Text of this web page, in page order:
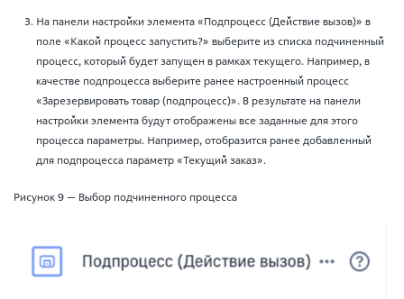
На панели настройки элемента «Подпроцесс (Действие вызов)» в
поле «Какой процесс запустить?» выберите из списка подчиненный
процесс, который будет запущен в рамках текущего. Например, в
качестве подпроцесса выберите ранее настроенный процесс
«Зарезервировать товар (подпроцесс)». В результате на панели
настройки элемента будут отображены все заданные для этого
процесса параметры. Например, отобразится ранее добавленный
для подпроцесса параметр «Текущий заказ».
Рисунок 9 — Выбор подчиненного процесса